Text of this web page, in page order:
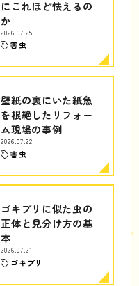
にこれほど怯えるの
か
2026.07.25
害虫
壁紙の裏にいた紙魚
を根絶したリフォー
ム現場の事例
2026.07.22
害虫
ゴキブリに似た虫の
正体と見分け方の基
本
2026.07.21
ゴキブリ